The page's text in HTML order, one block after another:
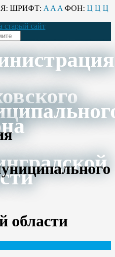
ШРИФТ: A A A ФОН: Ц Ц Ц
старый сайт
области